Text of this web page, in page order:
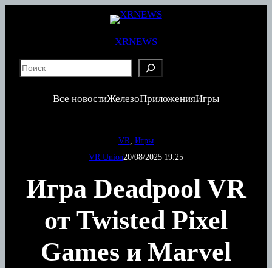
XRNEWS
Все новостиЖелезоПриложенияИгры
VR Игры
VR Union20/08/2025 19:25
Игра Deadpool VR
от Twisted Pixel
Games и Marvel